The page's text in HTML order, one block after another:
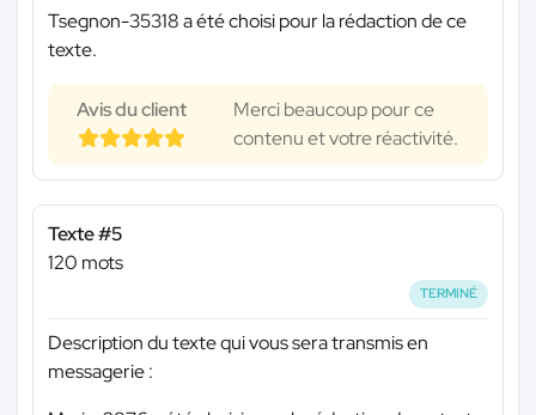
Tsegnon-35318 a été choisi pour la rédaction de ce
texte.
Avis du client
Merci beaucoup pour ce
contenu et votre réactivité.
Texte #5
120 mots
TERMINÉ
Description du texte qui vous sera transmis en
messagerie :